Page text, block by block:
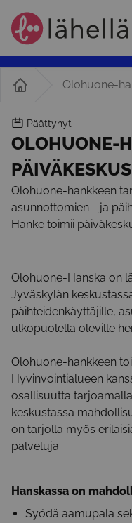
Olohuone-
Päättynyt
OLOHUONE-
Olohuone-hankkeen
asunnottomien - ja
Hanke toimii
Olohuone-Hanska on
Jyväskylän
päihteidenkäyttäjille,
ulkopuolella oleville
Olohuone-hankkeen
Hyvinvointialueen
osallisuutta
keskustassa
on tarjolla myös
palveluja.
Hanskassa on
Syödä aamupala